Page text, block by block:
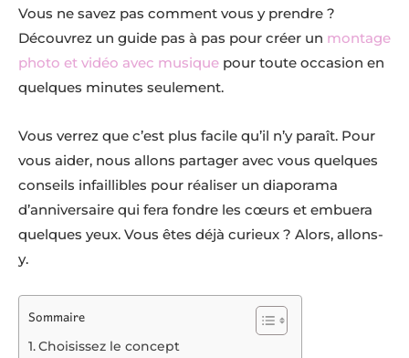
Vous ne savez pas comment vous y prendre ?
Découvrez un guide pas à pas pour créer un montage
photo et vidéo avec musique pour toute occasion en
quelques minutes seulement.
Vous verrez que c’est plus facile qu’il n’y paraît. Pour
vous aider, nous allons partager avec vous quelques
conseils infaillibles pour réaliser un diaporama
d’anniversaire qui fera fondre les cœurs et embuera
quelques yeux. Vous êtes déjà curieux ? Alors, allons-
y.
Sommaire
Choisissez le concept